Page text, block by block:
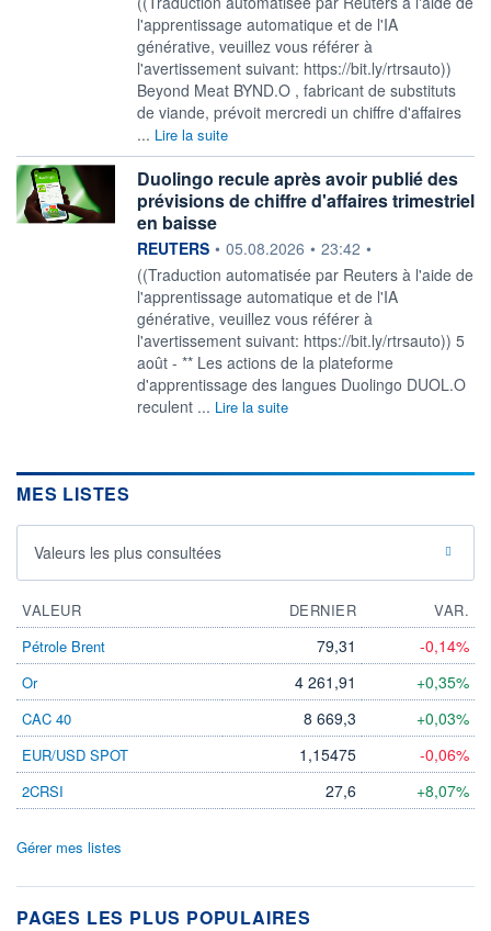
l'apprentissage automatique et de l'IA
générative, veuillez vous référer à
l'avertissement suivant: https://bit.ly/rtrsauto))
Beyond Meat BYND.O , fabricant de substituts
de viande, prévoit mercredi un chiffre d'affaires
... Lire la suite
Duolingo recule après avoir publié des
prévisions de chiffre d'affaires trimestriel
en baisse
information fournie par
REUTERS • 05.08.2026 • 23:42 •
((Traduction automatisée par Reuters à l'aide de
l'apprentissage automatique et de l'IA
générative, veuillez vous référer à
l'avertissement suivant: https://bit.ly/rtrsauto)) 5
août - ** Les actions de la plateforme
d'apprentissage des langues Duolingo DUOL.O
reculent ... Lire la suite
MES LISTES
Valeurs les plus consultées
VALEUR DERNIER
VAR.
Pétrole Brent
79,31 -0,14%
Or 4 261,91 +0,35%
CAC 40 8 669,3 +0,03%
EUR/USD SPOT 1,15475 -0,06%
2CRSI 27,6 +8,07%
Gérer mes listes
PAGES LES PLUS POPULAIRES